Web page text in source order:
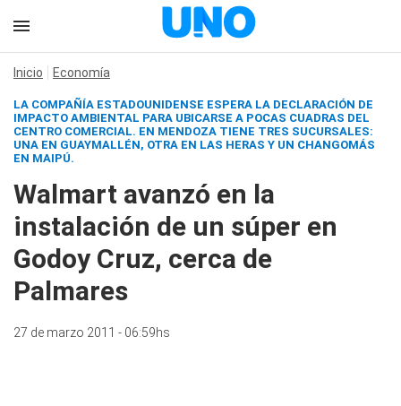
Inicio Economía
LA COMPAÑÍA ESTADOUNIDENSE ESPERA LA DECLARACIÓN DE
IMPACTO AMBIENTAL PARA UBICARSE A POCAS CUADRAS DEL
CENTRO COMERCIAL. EN MENDOZA TIENE TRES SUCURSALES:
UNA EN GUAYMALLÉN, OTRA EN LAS HERAS Y UN CHANGOMÁS
EN MAIPÚ.
Walmart avanzó en la
instalación de un súper en
Godoy Cruz, cerca de
Palmares
27 de marzo 2011 - 06:59hs